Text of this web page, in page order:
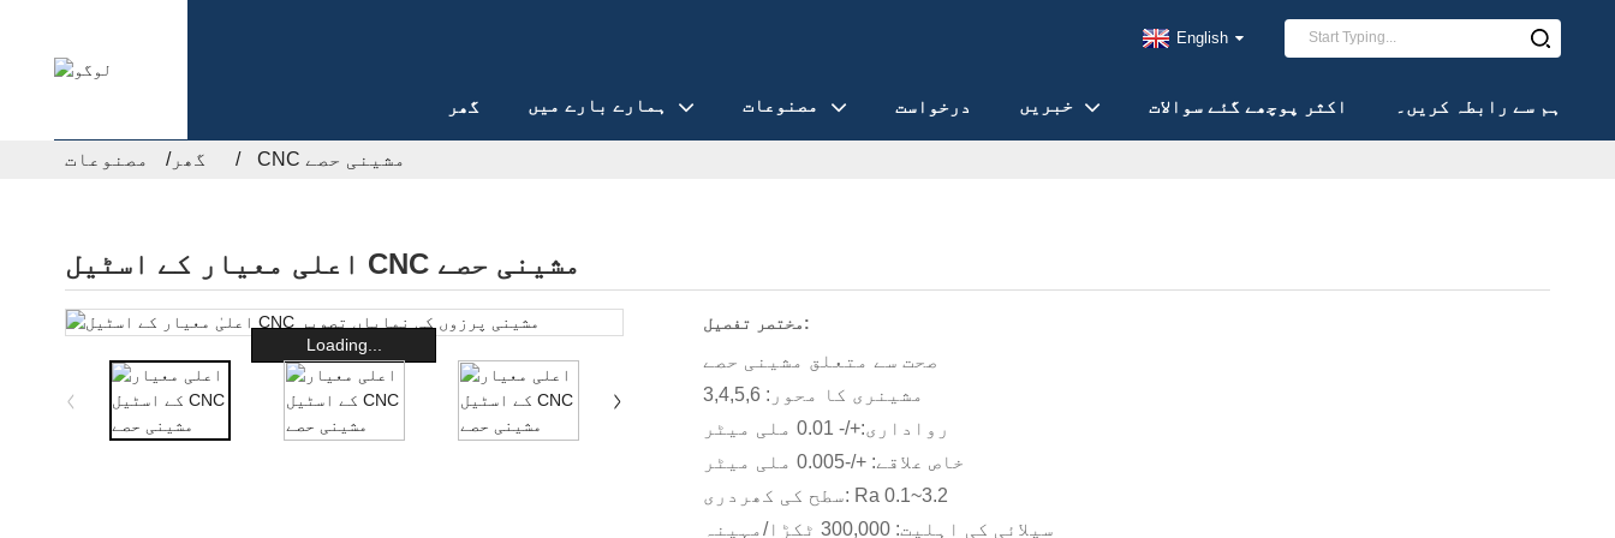
گھر ہمارے بارے میں مصنوعات درخواست خبریں اکثر پوچھے گئے سوالات ہم سے رابطہ کریں۔
English
گھر مصنوعات CNC مشینی حصے
اعلی معیار کے اسٹیل CNC مشینی حصے
Loading...
مختصر تفصیل:
صحت سے متعلق مشینی حصے
مشینری کا محور: 3,4,5,6
رواداری:+/- 0.01 ملی میٹر
خاص علاقے: +/-0.005 ملی میٹر
سطح کی کھردری: Ra 0.1~3.2
سپلائی کی اہلیت: 300,000 ٹکڑا/مہینہ